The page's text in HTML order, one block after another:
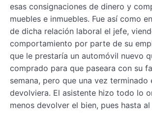
esas consignaciones de dinero y
muebles e inmuebles. Fue así como
de dicha relación laboral el jefe,
comportamiento por parte de su
que le prestaría un automóvil nuevo
comprado para que paseara con su
semana, pero que una vez terminado
devolviera. El asistente hizo todo lo
menos devolver el bien, pues hasta